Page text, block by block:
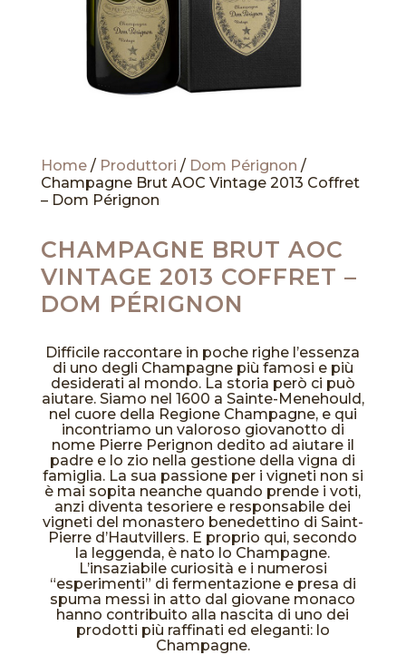
Home/ Produttori / Dom Pérignon /
Champagne Brut AOC Vintage 2013 Coffret
– Dom Pérignon
CHAMPAGNE BRUT AOC
VINTAGE 2013 COFFRET –
DOM PÉRIGNON
Difficile raccontare in poche righe l’essenza
di uno degli Champagne più famosi e più
desiderati al mondo. La storia però ci può
aiutare. Siamo nel 1600 a Sainte-Menehould,
nel cuore della Regione Champagne, e qui
incontriamo un valoroso giovanotto di
nome Pierre Perignon dedito ad aiutare il
padre e lo zio nella gestione della vigna di
famiglia. La sua passione per i vigneti non si
è mai sopita neanche quando prende i voti,
anzi diventa tesoriere e responsabile dei
vigneti del monastero benedettino di Saint-
Pierre d’Hautvillers. E proprio qui, secondo
la leggenda, è nato lo Champagne.
L’insaziabile curiosità e i numerosi
“esperimenti” di fermentazione e presa di
spuma messi in atto dal giovane monaco
hanno contribuito alla nascita di uno dei
prodotti più raffinati ed eleganti: lo
Champagne.